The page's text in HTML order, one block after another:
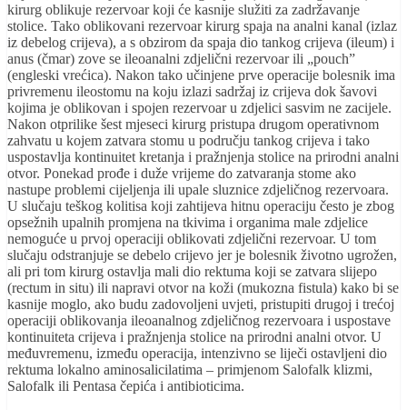
kirurg oblikuje rezervoar koji će kasnije služiti za zadržavanje
stolice. Tako oblikovani rezervoar kirurg spaja na analni kanal (izlaz
iz debelog crijeva), a s obzirom da spaja dio tankog crijeva (ileum) i
anus (čmar) zove se ileoanalni zdjelični rezervoar ili „pouch”
(engleski vrećica). Nakon tako učinjene prve operacije bolesnik ima
privremenu ileostomu na koju izlazi sadržaj iz crijeva dok šavovi
kojima je oblikovan i spojen rezervoar u zdjelici sasvim ne zacijele.
Nakon otprilike šest mjeseci kirurg pristupa drugom operativnom
zahvatu u kojem zatvara stomu u području tankog crijeva i tako
uspostavlja kontinuitet kretanja i pražnjenja stolice na prirodni analni
otvor. Ponekad prođe i duže vrijeme do zatvaranja stome ako
nastupe problemi cijeljenja ili upale sluznice zdjeličnog rezervoara.
U slučaju teškog kolitisa koji zahtijeva hitnu operaciju često je zbog
opsežnih upalnih promjena na tkivima i organima male zdjelice
nemoguće u prvoj operaciji oblikovati zdjelični rezervoar. U tom
slučaju odstranjuje se debelo crijevo jer je bolesnik životno ugrožen,
ali pri tom kirurg ostavlja mali dio rektuma koji se zatvara slijepo
(rectum in situ) ili napravi otvor na koži (mukozna fistula) kako bi se
kasnije moglo, ako budu zadovoljeni uvjeti, pristupiti drugoj i trećoj
operaciji oblikovanja ileoanalnog zdjeličnog rezervoara i uspostave
kontinuiteta crijeva i pražnjenja stolice na prirodni analni otvor. U
međuvremenu, između operacija, intenzivno se liječi ostavljeni dio
rektuma lokalno aminosalicilatima – primjenom Salofalk klizmi,
Salofalk ili Pentasa čepića i antibioticima.